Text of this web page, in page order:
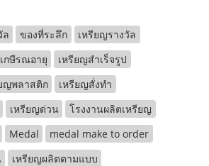
ล ของที่ระลึก
เหรียญรางวัล
กษีรณอายุ
เหรียญสำเร็จรูป
ญพลาสติก
เหรียญสั่งทำ
เหรียญด่วน
โรงงานผลิตเหรียญ
Medal
medal make to order
เหรียญผลิตตามแบบ